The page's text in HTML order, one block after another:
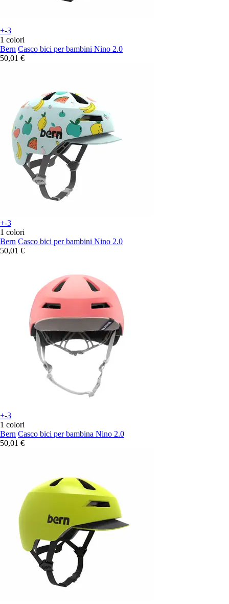
+-3
1 colori
Bern Casco bici per bambini Nino 2.0
50,01 €
+-3
1 colori
Bern Casco bici per bambini Nino 2.0
50,01 €
+-3
1 colori
Bern Casco bici per bambina Nino 2.0
50,01 €